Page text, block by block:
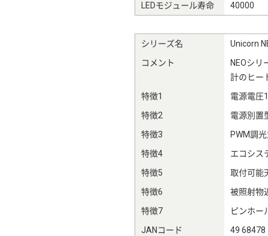
LEDモジュール寿命 40000
シリーズ名
Unicorn
コメント
NEOシ
計のヒー
特徴1
電源電圧
特徴2
電源別置
特徴3
PWM調
特徴4
エコシス
特徴5
取付可能
特徴6
被照射物
特徴7
ピンホー
JANコード
49 68478